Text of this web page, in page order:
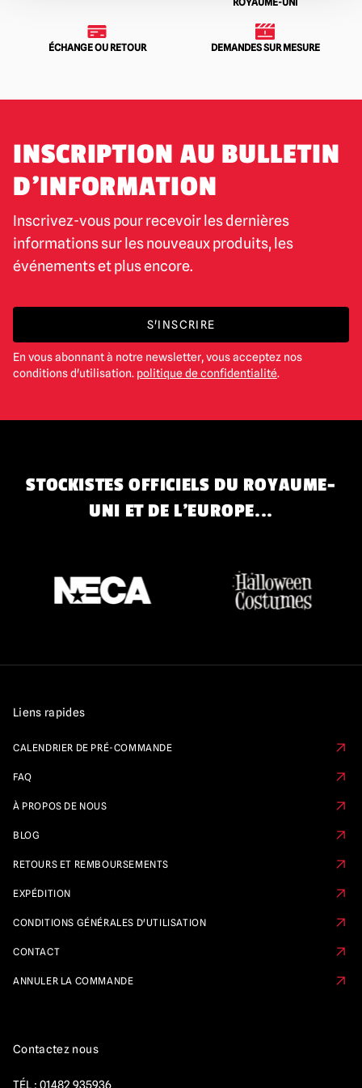
ÉCHANGE OU RETOUR DEMANDES SUR MESURE
INSCRIPTION AU BULLETIN
D'INFORMATION
Inscrivez-vous pour recevoir les dernières
informations sur les nouveaux produits, les
événements et plus encore.
S'INSCRIRE
En vous abonnant à notre newsletter, vous acceptez nos
conditions d'utilisation. politique de confidentialité.
STOCKISTES OFFICIELS DU ROYAUME-
UNI ET DE L'EUROPE...
Liens rapides
CALENDRIER DE PRÉ-COMMANDE
FAQ
À PROPOS DE NOUS
BLOG
RETOURS ET REMBOURSEMENTS
EXPÉDITION
CONDITIONS GÉNÉRALES D'UTILISATION
CONTACT
ANNULER LA COMMANDE
Contactez nous
TÉL : 01482 935936